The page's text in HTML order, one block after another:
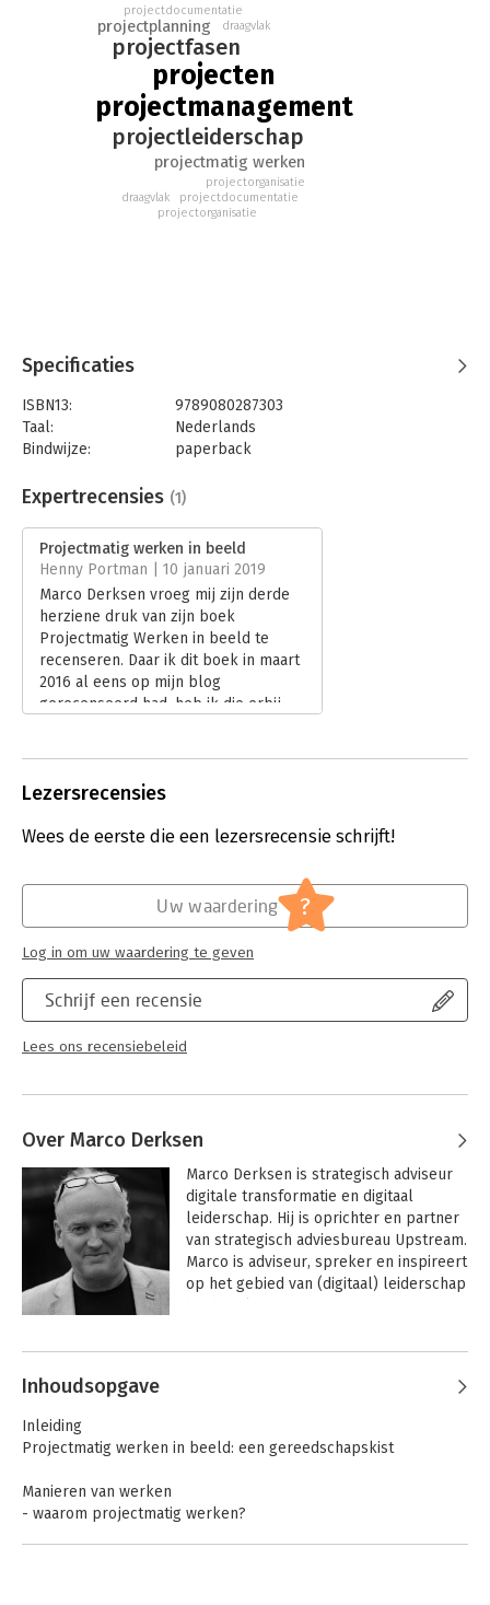
realiseren door het inzetten van de methode van Projectmatig
Dit boek beschrijft op een toegankelijke en vooral praktische
manier de methode van Projectmatig Werken. Een methode
van werken die een nog ruw idee succesvol naar realisatie kan
Simpel. Toegankelijk. Toepasbaar.
Veel plezier bij het je eigen maken van een methode van
werken die je succes kan brengen.
projecten
projectmanagement
projectleiderschap
projectfasen
projectmatig werken
projectplanning
projectdocumentatie
projectorganisatie
draagvlak
projectdocumentatie
projectorganisatie
draagvlak
Specificaties
ISBN13:
9789080287303
Taal:
Nederlands
Bindwijze:
paperback
Uitgever:
Derksen, M.N. (Búbotrain)
Hoofdrubriek:
Projectmanagement
Expertrecensies (1)
Projectmatig werken in beeld
Henny Portman | 10 januari 2019
Marco Derksen vroeg mij zijn derde
herziene druk van zijn boek
Projectmatig Werken in beeld te
recenseren. Daar ik dit boek in maart
2016 al eens op mijn blog
gerecenseerd had, heb ik die erbij
Lezersrecensies
Wees de eerste die een lezersrecensie schrijft!
Schrijf een recensie
Lees ons recensiebeleid
Uw waardering ?
Log in om uw waardering te geven
Over Marco Derksen
Marco Derksen is strategisch adviseur
digitale transformatie en digitaal
leiderschap. Hij is oprichter en partner
van strategisch adviesbureau Upstream.
Marco is adviseur, spreker en inspireert
op het gebied van (digitaal) leiderschap
Marco studeerde scheikunde in de jaren
communicatie. Hij richtte het
toonaangevende online platform
In 2005 begon hij voor zichzelf met
Upstream. Dit bedrijf transformeerde
Andere boeken door Marco Derksen
Inhoudsopgave
Inleiding
Projectmatig werken in beeld: een gereedschapskist
Manieren van werken
- waarom projectmatig werken?